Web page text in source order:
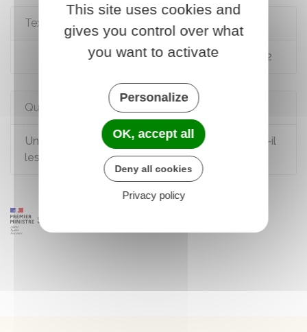
Textes de référence
Code du travail : articles L3123-1 à L3123-32
Questions ? Réponses !
Un ressortissant européen salarié en France a-t-il
les mêmes droits qu'un salarié français ?
This site uses cookies and
gives you control over what
you want to activate
Personalize
OK, accept all
Deny all cookies
Privacy policy